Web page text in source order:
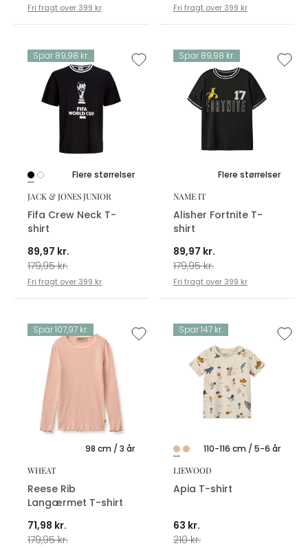
Fri fragt over 399 kr Fri fragt over 399 kr
Spar 89,98 kr.
Flere størrelser
JACK & JONES JUNIOR
Fifa Crew Neck T-
shirt
89,97 kr.
179,95 kr.
Fri fragt over 399 kr
Spar 89,98 kr.
Flere størrelser
NAME IT
Alisher Fortnite T-
shirt
89,97 kr.
179,95 kr.
Fri fragt over 399 kr
Spar 107,97 kr.
98 cm / 3 år
WHEAT
Reese Rib
Langærmet T-shirt
71,98 kr.
179,95 kr.
Spar 147 kr.
110-116 cm / 5-6 år
LIEWOOD
Apia T-shirt
63 kr.
210 kr.